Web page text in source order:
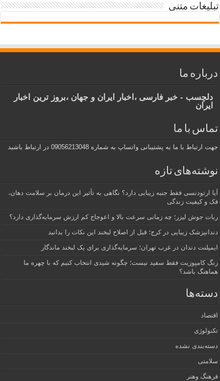
تبلیغات متنی
درباره ما
دلچسب - خبر فارسی ،اخبار ایران و جهان ،بروز ترین اخبار
ایران
تماس با ما
جهت ارتباط با ما به پشتیبانی واتساپ به شماره 09056213048 در ارتباط باشید
نوشته‌های تازه
آیا ارتودنسی فقط جنبه زیبایی دارد؟ نگاهی به تأثیر این درمان بر سلامت دهان،
فک و کیفیت زندگی
ربات جوش لیزر؛ چه زمانی سرعت بالا و اعوجاج کم ارزش سرمایه‌گذاری دارد؟
دندانپزشک زیبایی در کرج؛ قبل از اصلاح لبخند این نکات را بدانید
ایمپلنت دندان در غرب تهران؛ سرمایه‌گذاری برای یک لبخند ماندگار
رنگ کامپوزیت فقط سفید نیست؛ چگونه شیدی انتخاب کنیم که با چهره ما
هماهنگ باشد؟
دسته‌ها
اقتصاد
تکنولوژی
دسته‌بندی نشده
سلامتی
فرهنگ وهنر